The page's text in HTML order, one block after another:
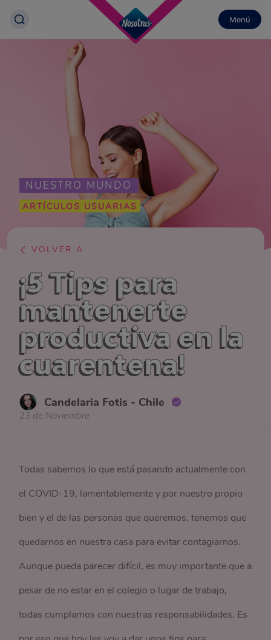
Menú
NUESTRO MUNDO
ARTÍCULOS USUARIAS
VOLVER A
¡5 Tips para
mantenerte
productiva en la
cuarentena!
Candelaria Fotis - Chile
23 de Noviembre
Todas sabemos lo que está pasando actualmente con
el COVID-19, lamentablemente y por nuestro propio
bien y el de las personas que queremos, tenemos que
quedarnos en nuestra casa para evitar contagiarnos.
Aunque pueda parecer difícil, es muy importante que a
pesar de no estar en el colegio o lugar de trabajo,
todas cumplamos con nuestras responsabilidades. Es